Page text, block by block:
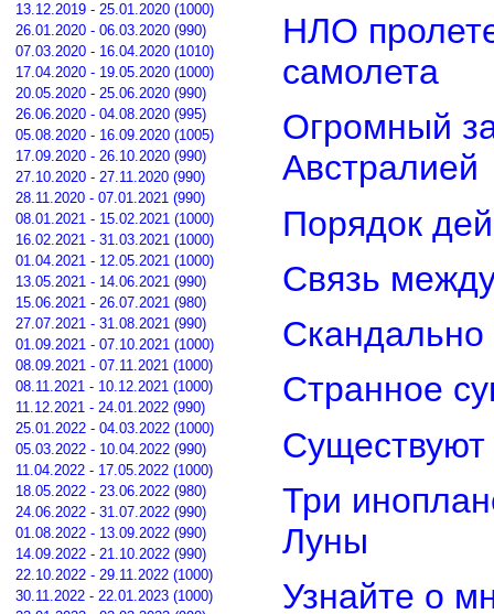
13.12.2019 - 25.01.2020 (1000)
26.01.2020 - 06.03.2020 (990)
07.03.2020 - 16.04.2020 (1010)
17.04.2020 - 19.05.2020 (1000)
20.05.2020 - 25.06.2020 (990)
26.06.2020 - 04.08.2020 (995)
05.08.2020 - 16.09.2020 (1005)
17.09.2020 - 26.10.2020 (990)
27.10.2020 - 27.11.2020 (990)
28.11.2020 - 07.01.2021 (990)
08.01.2021 - 15.02.2021 (1000)
16.02.2021 - 31.03.2021 (1000)
01.04.2021 - 12.05.2021 (1000)
13.05.2021 - 14.06.2021 (990)
15.06.2021 - 26.07.2021 (980)
27.07.2021 - 31.08.2021 (990)
01.09.2021 - 07.10.2021 (1000)
08.09.2021 - 07.11.2021 (1000)
08.11.2021 - 10.12.2021 (1000)
11.12.2021 - 24.01.2022 (990)
25.01.2022 - 04.03.2022 (1000)
05.03.2022 - 10.04.2022 (990)
11.04.2022 - 17.05.2022 (1000)
18.05.2022 - 23.06.2022 (980)
24.06.2022 - 31.07.2022 (990)
01.08.2022 - 13.09.2022 (990)
14.09.2022 - 21.10.2022 (990)
22.10.2022 - 29.11.2022 (1000)
30.11.2022 - 22.01.2023 (1000)
НЛО
самолета
Огромный
Австралией
Порядок
Связь
Странное
Три
Луны
Узнайте о